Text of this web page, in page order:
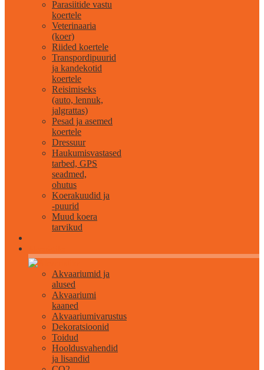
Parasiitide vastu
koertele
Veterinaaria
(koer)
Riided koertele
Transpordipuurid
ja kandekotid
koertele
Reisimiseks
(auto, lennuk,
jalgrattas)
Pesad ja asemed
koertele
Dressuur
Haukumisvastased
tarbed, GPS
seadmed,
ohutus
Koerakuudid ja
-puurid
Muud koera
tarvikud
Akvaariumid ja
alused
Akvaariumi
kaaned
Akvaariumivarustus
Dekoratsioonid
Toidud
Hooldusvahendid
ja lisandid